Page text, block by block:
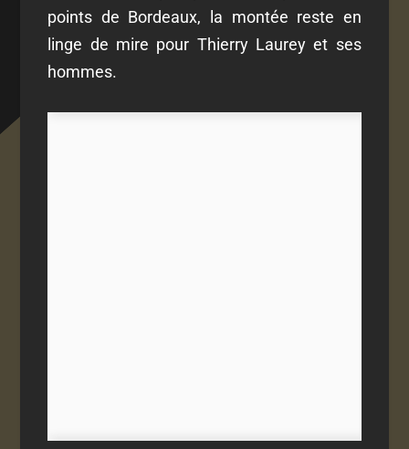
points de Bordeaux, la montée reste en
linge de mire pour Thierry Laurey et ses
hommes.